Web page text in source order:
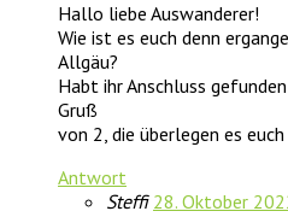
Hallo liebe Auswanderer!
Wie ist es euch denn
Allgäu?
Habt ihr Anschluss
Gruß
von 2, die überlegen es
Antwort
Steffi 28. Oktober